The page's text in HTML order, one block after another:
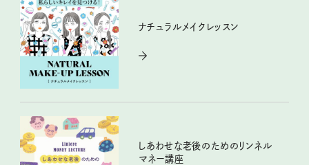
ナチュラルメイクレッスン
しあわせな老後のためのリンネル
マネー講座